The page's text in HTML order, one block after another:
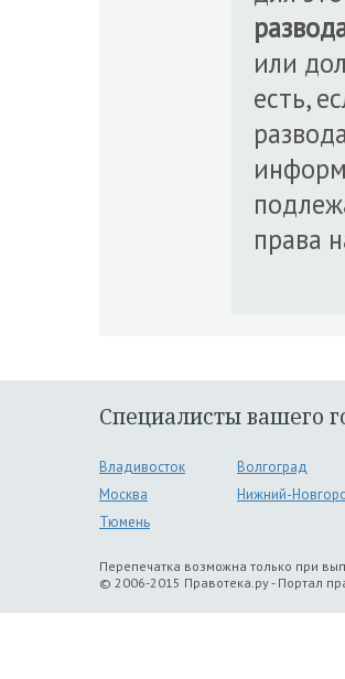
или
есть,
права
Специалисты вашего
Владивосток
Волгоград
Москва
Нижний-
Тюмень
Перепечатка возможна только при
© 2006-2015 Правотека.ру - Портал